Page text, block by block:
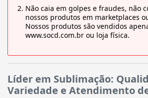
Não caia em golpes e fraudes, não
nossos produtos em marketplaces
Nossos produtos são vendidos
www.socd.com.br ou loja física.
Líder em Sublimação:
Variedade e Atendimento